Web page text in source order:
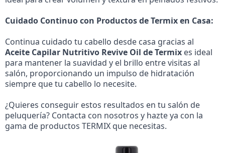
Cuidado Continuo con Productos de Termix en Casa:
Continua cuidado tu cabello desde casa gracias al
Aceite Capilar Nutritivo Revive Oil de Termix es ideal
para mantener la suavidad y el brillo entre visitas al
salón, proporcionando un impulso de hidratación
siempre que tu cabello lo necesite.
¿Quieres conseguir estos resultados en tu salón de
peluquería? Contacta con nosotros y hazte ya con la
gama de productos TERMIX que necesitas.